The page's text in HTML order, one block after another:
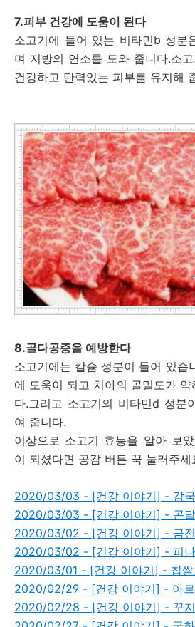
7.피부 건강에 도움이 된다
소고기에 들어 있는 비타민b 성분
며 지방의 연소를 도와 줍니다.소
건강하고 탄력있는 피부를 유지해
8.골다공증을 예방한다
소고기에는 칼슘 성분이 들어 있습
에 도움이 되고 치아의 골밀도가
다.그리고 소고기의 비타민d 성분
여 줍니다.
이상으로 소고기 효능을 알아 보
이 되셨다면 공감 버튼 꾹 눌러주세
2020/03/03 - [건강 이야기] - 감
2020/03/03 - [건강 이야기] - 곤
2020/03/02 - [건강 이야기] - 금
2020/03/02 - [건강 이야기] - 피
2020/03/01 - [건강 이야기] - 찹쌀
2020/02/29 - [건강 이야기] - 아르
2020/02/28 - [건강 이야기] - 꾸